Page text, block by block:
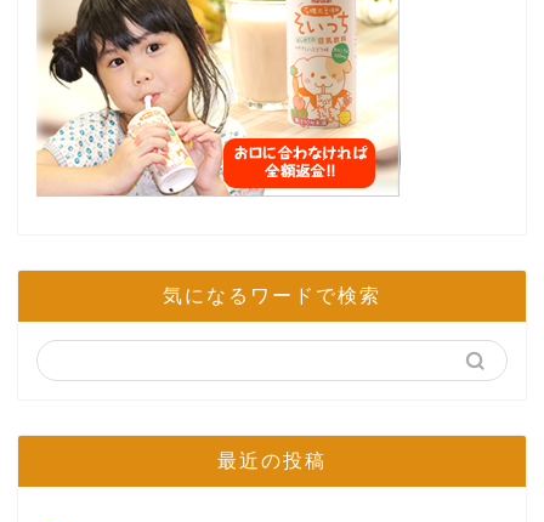
気になるワードで検索
最近の投稿